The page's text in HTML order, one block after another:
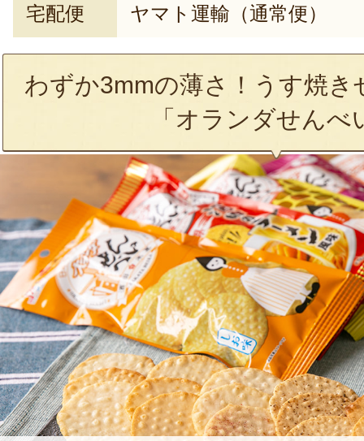
宅配便 ヤマト運輸（通常便）
わずか3mmの薄さ！うす焼き
「オランダせんべ